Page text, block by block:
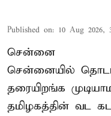
Published on: 10 Aug 2026,
சென்னை
சென்னையில்
தரையிறங்க
தமிழகத்தின் வட